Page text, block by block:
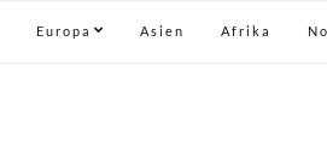
Europa Asien Afrika